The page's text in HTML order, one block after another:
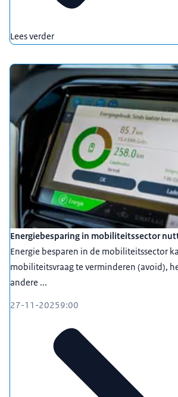
Lees verder
Energiebesparing in mobiliteitssector
Energie besparen in de mobiliteitssector
mobiliteitsvraag te verminderen (avoid),
andere ...
27-11-20259:00